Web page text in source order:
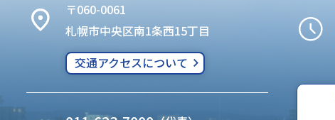
〒060-0061
札幌市中央区南1条西15丁目
交通アクセスについて